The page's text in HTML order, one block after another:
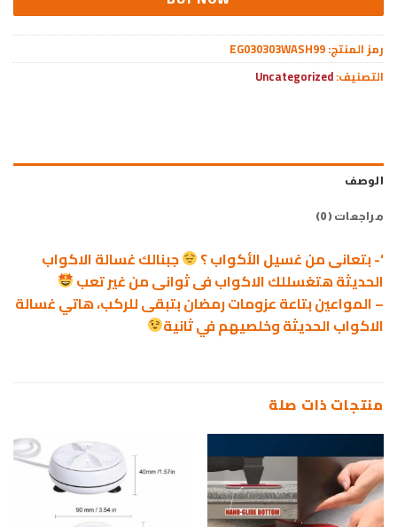
رمز المنتج:EG030303WASH99
التصنيف:Uncategorized
الوصف
مراجعات (0)
‘- بتعانى من غسيل الأكواب ؟
جبنالك غسالة الاكواب
الحديثة هتغسللك الاكواب فى ثوانى من غير تعب
– المواعين بتاعة عزومات رمضان بتبقى للركب، هاتي غسالة
الاكواب الحديثة وخلصيهم في ثانية
منتجات ذات صلة